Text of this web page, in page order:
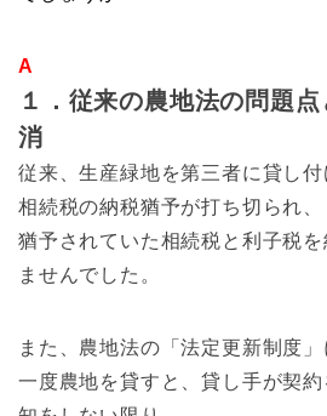
A
１．従来の農地法の問題
消
従来、生産緑地を第三者に貸し付
相続税の納税猶予が打ち切られ、
猶予されていた相続税と利子税を
ませんでした。
また、農地法の「法定更新制度」
一度農地を貸すと、貸し手が契